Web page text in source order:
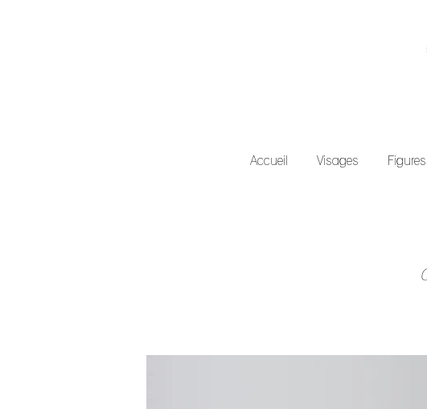
Accueil Visages Figures